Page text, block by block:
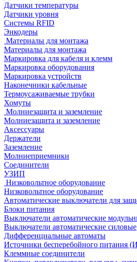
Датчики температуры
Датчики уровня
Системы RFID
Энкодеры
Материалы для монтажа
Материалы для монтажа
Маркировка для кабеля и клемм
Маркировка оборудования
Маркировка устройств
Наконечники кабельные
Термоусаживаемые трубки
Хомуты
Молниезащита и заземление
Молниезащита и заземление
Аксессуары
Держатели
Заземление
Молниеприемники
Соединители
УЗИП
Низковольтное оборудование
Низковольтное оборудование
Автоматические выключатели для
Блоки питания
Выключатели автоматические
Выключатели автоматические силовые
Дифференциальные автоматы
Источники бесперебойного питания
Клеммные соединители